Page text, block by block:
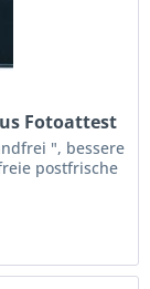
Fotoattest
", bessere
postfrische